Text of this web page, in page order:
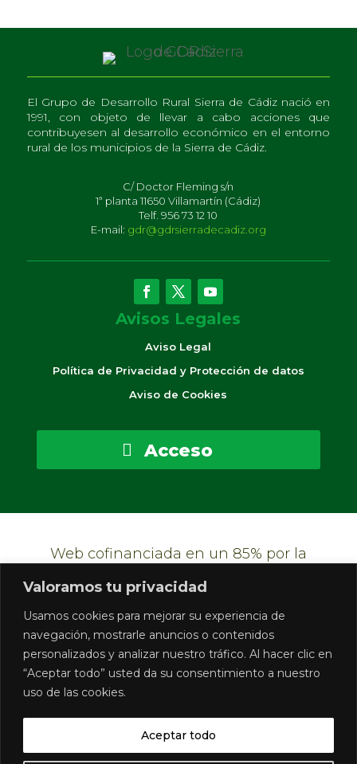
Valoramos tu privacidad
Usamos cookies para mejorar su experiencia de
navegación, mostrarle anuncios o contenidos
personalizados y analizar nuestro tráfico. Al hacer clic en
“Aceptar todo” usted da su consentimiento a nuestro
uso de las cookies.
Aceptar todo
El Grupo de Desarrollo Rural Sierra de Cádiz nació en
1991, con objeto de llevar a cabo acciones que
contribuyesen al desarrollo económico en el entorno
rural de los municipios de la Sierra de Cádiz.
C/ Doctor Fleming s/n
1ª planta 11650 Villamartín (Cádiz)
Telf. 956 73 12 10
E-mail: gdr@gdrsierradecadiz.org
Avisos Legales
Aviso Legal
Política de Privacidad y Protección de datos
Aviso de Cookies
Acceso
Web cofinanciada en un 85% por la
Unión Europea, mediante el Fondo
(FEADER), y en un 15% por la Junta de
Andalucía, a través de la Consejería de
Agricultura, Pesca, Agua y Desarrollo
Rural, en el marco del Plan Estratégico de
la PAC 2023-2027